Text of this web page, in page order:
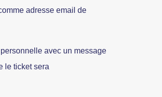
adresse email de
avec un message
le ticket sera